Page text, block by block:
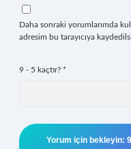
Daha sonraki yorumlarımda
adresim bu tarayıcıya
9 - 5 kaçtır? *